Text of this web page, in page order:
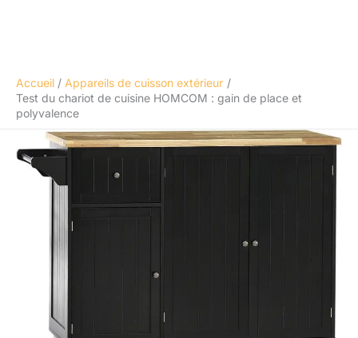
Accueil
Appareils de cuisson extérieur
Test du chariot de cuisine HOMCOM : gain de place et
polyvalence